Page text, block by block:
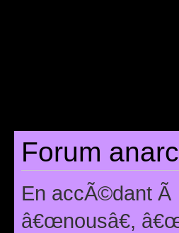
Forum
En accÃ©dant
â€œnousâ€,